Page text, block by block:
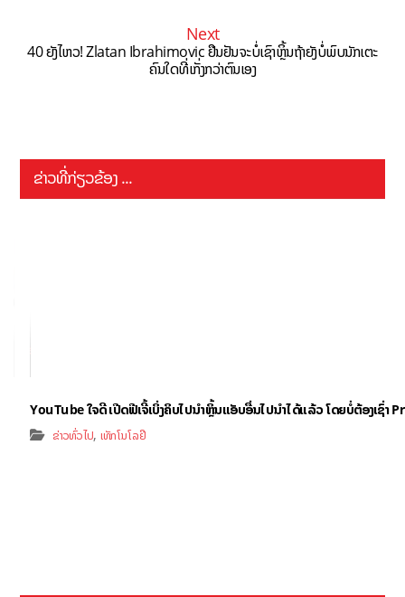
Next
40 ຍັງໄຫວ! Zlatan Ibrahimovic ຢືນຢັນຈະບໍ່ເຊົາຫຼິ້ນຖ້າຍັງບໍ່ພົບນັກເຕະ
ຄົນໃດທີ່ເກັ່ງກວ່າຕົນເອງ
ຂ່າວທີ່ກ່ຽວຂ້ອງ ...
YouTube ໃຈດີ ເປີດຟີເຈີ້ເບິ່ງຄິບໄປນຳຫຼິ້ນແອັບອື່ນໄປນຳໄດ້ແລ້ວ ໂດຍບໍ່ຕ້ອງເຊົ່າ
ຂ່າວທົ່ວໄປ, ເທັກໂນໂລຢີ